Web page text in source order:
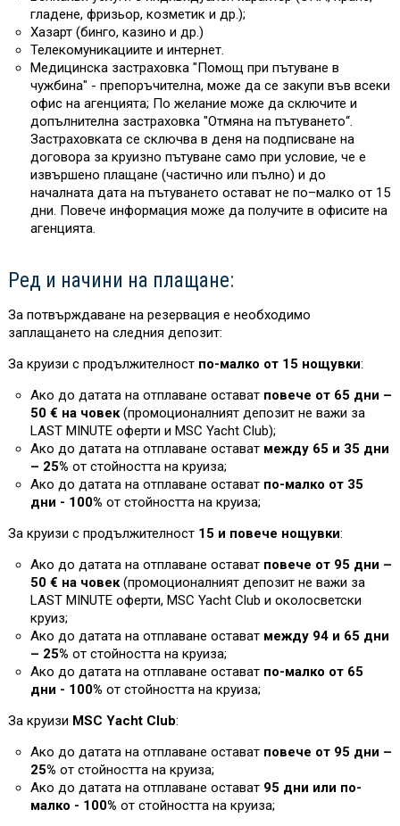
гладене, фризьор, козметик и др.);
Хазарт (бинго, казино и др.)
Телекомуникациите и интернет.
Медицинска застраховка "Помощ при пътуване в
чужбина" - препоръчителна, може да се закупи във всеки
офис на агенцията; По желание може да сключите и
допълнителна застраховка "Отмяна на пътуването“.
Застраховката се сключва в деня на подписване на
договора за круизно пътуване само при условие, че е
извършено плащане (частично или пълно) и до
началната дата на пътуването остават не по–малко от 15
дни. Повече информация може да получите в офисите на
агенцията.
Ред и начини на плащане:
За потвърждаване на резервация е необходимо
заплащането на следния депозит:
За круизи с продължителност по-малко от 15 нощувки:
Ако до датата на отплаване остават повече от 65 дни –
50 € на човек (промоционалният депозит не важи за
LAST MINUTE оферти и MSC Yacht Club);
Ако до датата на отплаване остават между 65 и 35 дни
– 25% от стойността на круиза;
Ако до датата на отплаване остават по-малко от 35
дни - 100% от стойността на круиза;
За круизи с продължителност 15 и повече нощувки:
Ако до датата на отплаване остават повече от 95 дни –
50 € на човек (промоционалният депозит не важи за
LAST MINUTE оферти, MSC Yacht Club и околосветски
круиз;
Ако до датата на отплаване остават между 94 и 65 дни
– 25% от стойността на круиза;
Ако до датата на отплаване остават по-малко от 65
дни - 100% от стойността на круиза;
За круизи MSC Yacht Club:
Ако до датата на отплаване остават повече от 95 дни –
25% от стойността на круиза;
Ако до датата на отплаване остават 95 дни или по-
малко - 100% от стойността на круиза;